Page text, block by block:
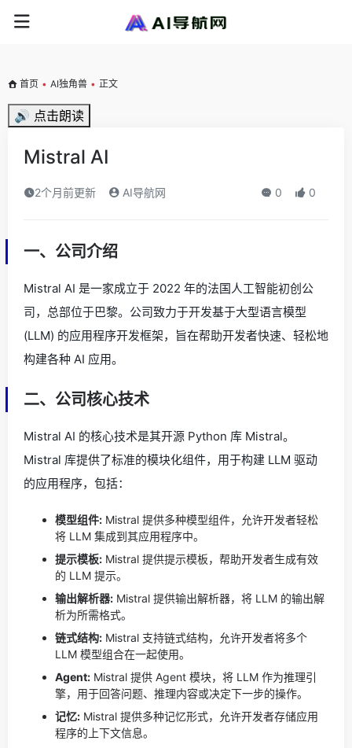
首页 • AI独角兽 • 正文
🔊 点击朗读
Mistral AI
2个月前更新 AI导航网 0 0
一、公司介绍
Mistral AI 是一家成立于 2022 年的法国人工智能初创公
司，总部位于巴黎。公司致力于开发基于大型语言模型
(LLM) 的应用程序开发框架，旨在帮助开发者快速、轻松地
构建各种 AI 应用。
二、公司核心技术
Mistral AI 的核心技术是其开源 Python 库 Mistral。
Mistral 库提供了标准的模块化组件，用于构建 LLM 驱动
的应用程序，包括：
模型组件: Mistral 提供多种模型组件，允许开发者轻松
将 LLM 集成到其应用程序中。
提示模板: Mistral 提供提示模板，帮助开发者生成有效
的 LLM 提示。
输出解析器: Mistral 提供输出解析器，将 LLM 的输出解
析为所需格式。
链式结构: Mistral 支持链式结构，允许开发者将多个
LLM 模型组合在一起使用。
Agent: Mistral 提供 Agent 模块，将 LLM 作为推理引
擎，用于回答问题、推理内容或决定下一步的操作。
记忆: Mistral 提供多种记忆形式，允许开发者存储应用
程序的上下文信息。